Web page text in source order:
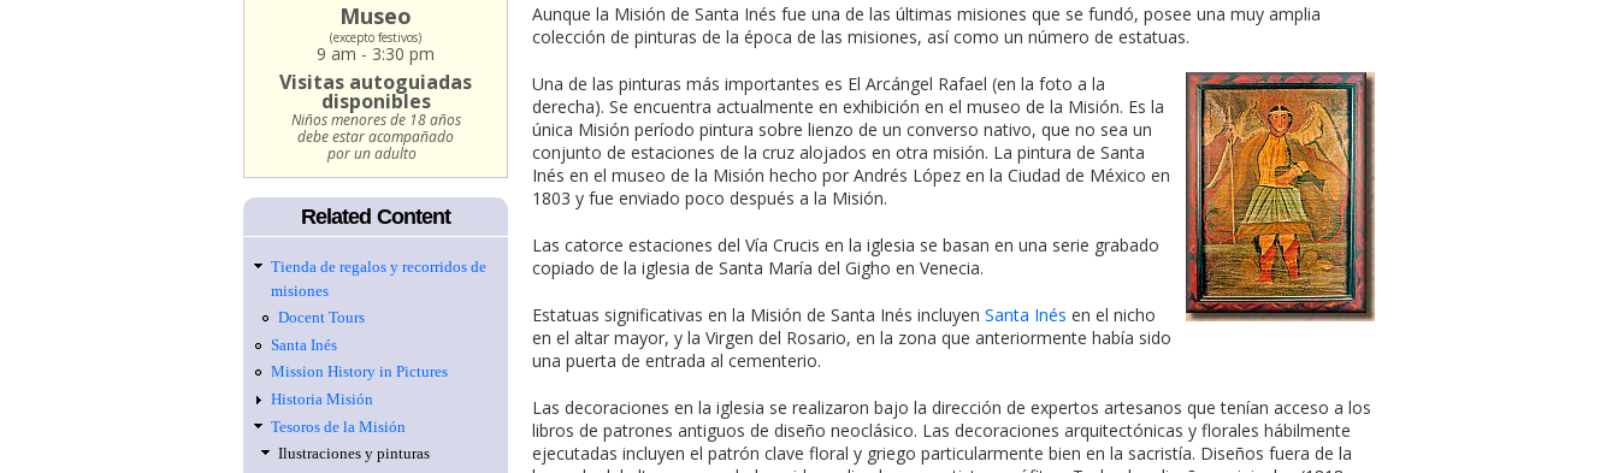
Aunque la Misión de Santa Inés fue una de las últimas misiones que se fundó, posee una muy amplia
colección de pinturas de la época de las misiones, así como un número de estatuas.
Una de las pinturas más importantes es El Arcángel Rafael (en la foto a la
derecha). Se encuentra actualmente en exhibición en el museo de la Misión. Es la
única Misión período pintura sobre lienzo de un converso nativo, que no sea un
conjunto de estaciones de la cruz alojados en otra misión. La pintura de Santa
Inés en el museo de la Misión hecho por Andrés López en la Ciudad de México en
1803 y fue enviado poco después a la Misión.
Las catorce estaciones del Vía Crucis en la iglesia se basan en una serie grabado
copiado de la iglesia de Santa María del Gigho en Venecia.
Estatuas significativas en la Misión de Santa Inés incluyen Santa Inés en el nicho
en el altar mayor, y la Virgen del Rosario, en la zona que anteriormente había sido
una puerta de entrada al cementerio.
Las decoraciones en la iglesia se realizaron bajo la dirección de expertos artesanos que tenían acceso a los
libros de patrones antiguos de diseño neoclásico. Las decoraciones arquitectónicas y florales hábilmente
ejecutadas incluyen el patrón clave floral y griego particularmente bien en la sacristía. Diseños fuera de la
Museo
(excepto festivos)
9 am - 3:30 pm
Visitas autoguiadas
disponibles
Niños menores de 18 años
debe estar acompañado
por un adulto
Related Content
Tienda de regalos y recorridos de
misiones
Docent Tours
Santa Inés
Mission History in Pictures
Historia Misión
Tesoros de la Misión
Ilustraciones y pinturas